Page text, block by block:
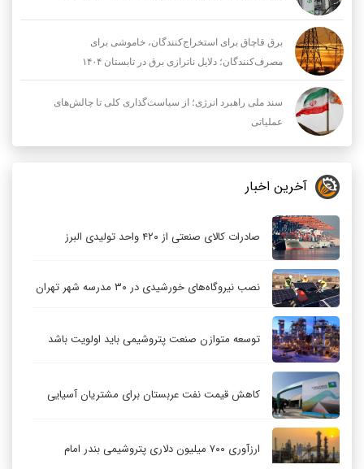
برق قاچاق برای استخراج‌کنندگان، خاموشی برای
مصرف‌کنندگان؛ دلایل ناترازی برق در تابستان ۱۴۰۴
سند ملی راهبرد انرژی؛ از سیاست‌گذاری کلی تا چالش‌های
عملیاتی
آخرین اخبار
صادرات کالای صنعتی از ۴۲۰ واحد تولیدی البرز
نصب نیروگاه‌های خورشیدی در ۳۰ مدرسه شهر تهران
توسعه متوازن صنعت پتروشیمی باید اولویت باشد
کاهش قیمت نفت عربستان برای مشتریان آسیایی
ارزآوری ۷۰۰ میلیون دلاری پتروشیمی بندر امام